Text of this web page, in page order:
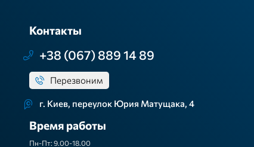
Контакты
+38 (067) 889 14 89
Перезвоним
г. Киев, переулок Юрия Матущака, 4
Время работы
Пн-Пт: 9.00-18.00